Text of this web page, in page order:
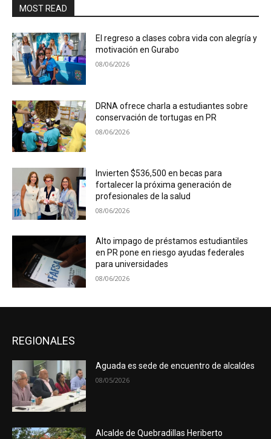
MOST READ
El regreso a clases cobra vida con alegría y
motivación en Gurabo
08/06/2026
DRNA ofrece charla a estudiantes sobre
conservación de tortugas en PR
08/06/2026
Invierten $536,500 en becas para
fortalecer la próxima generación de
profesionales de la salud
08/06/2026
Alto impago de préstamos estudiantiles
en PR pone en riesgo ayudas federales
para universidades
08/06/2026
REGIONALES
Aguada es sede de encuentro de alcaldes
08/05/2026
Alcalde de Quebradillas Heriberto